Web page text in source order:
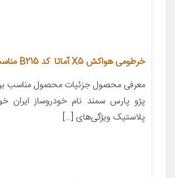
خرطومی هواکش X5 آماتا کد B215 مناسب برای پژو 405
پژو پارس سمند نام خودروساز
پلاستیک ویژگی‌های […]